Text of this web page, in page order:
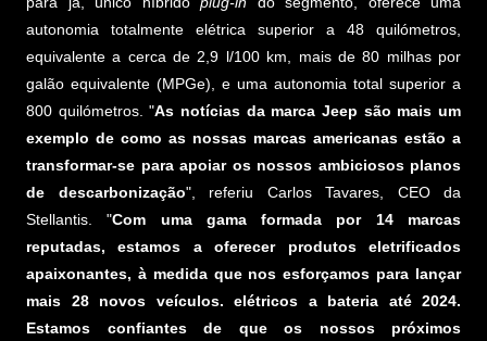
autonomia totalmente elétrica superior a 48 quilómetros,
equivalente a cerca de 2,9 l/100 km, mais de 80 milhas por
galão equivalente (MPGe), e uma autonomia total superior a
800 quilómetros. "As notícias da marca Jeep são mais um
exemplo de como as nossas marcas americanas estão a
transformar-se para apoiar os nossos ambiciosos planos
de descarbonização", referiu Carlos Tavares, CEO da
Stellantis. "Com uma gama formada por 14 marcas
reputadas, estamos a oferecer produtos eletrificados
apaixonantes, à medida que nos esforçamos para lançar
mais 28 novos veículos. elétricos a bateria até 2024.
Estamos confiantes de que os nossos próximos